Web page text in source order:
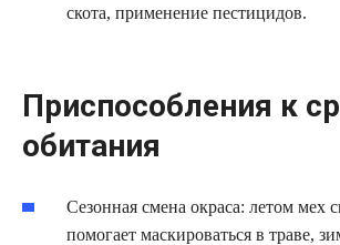
скота, применение пестицидов.
Приспособления к
обитания
Сезонная смена окраса: летом мех
помогает маскироваться в траве,